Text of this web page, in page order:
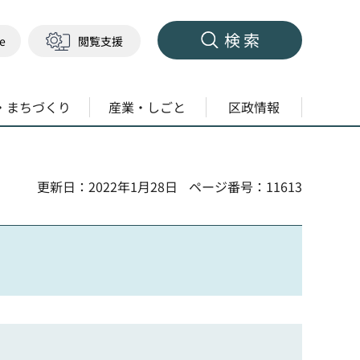
閲覧支援 検索
まちづくり 産業・しごと 区政情報
更新日：2022年1月28日
ページ番号：11613